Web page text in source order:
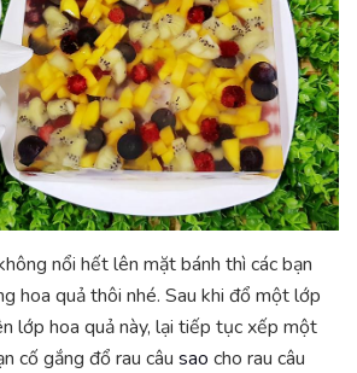
nổi hết lên mặt bánh thì các bạn
hoa quả thôi nhé. Sau khi đổ một lớp
lớp hoa quả này, lại tiếp tục xếp một
cố gắng đổ rau câu sao cho rau câu